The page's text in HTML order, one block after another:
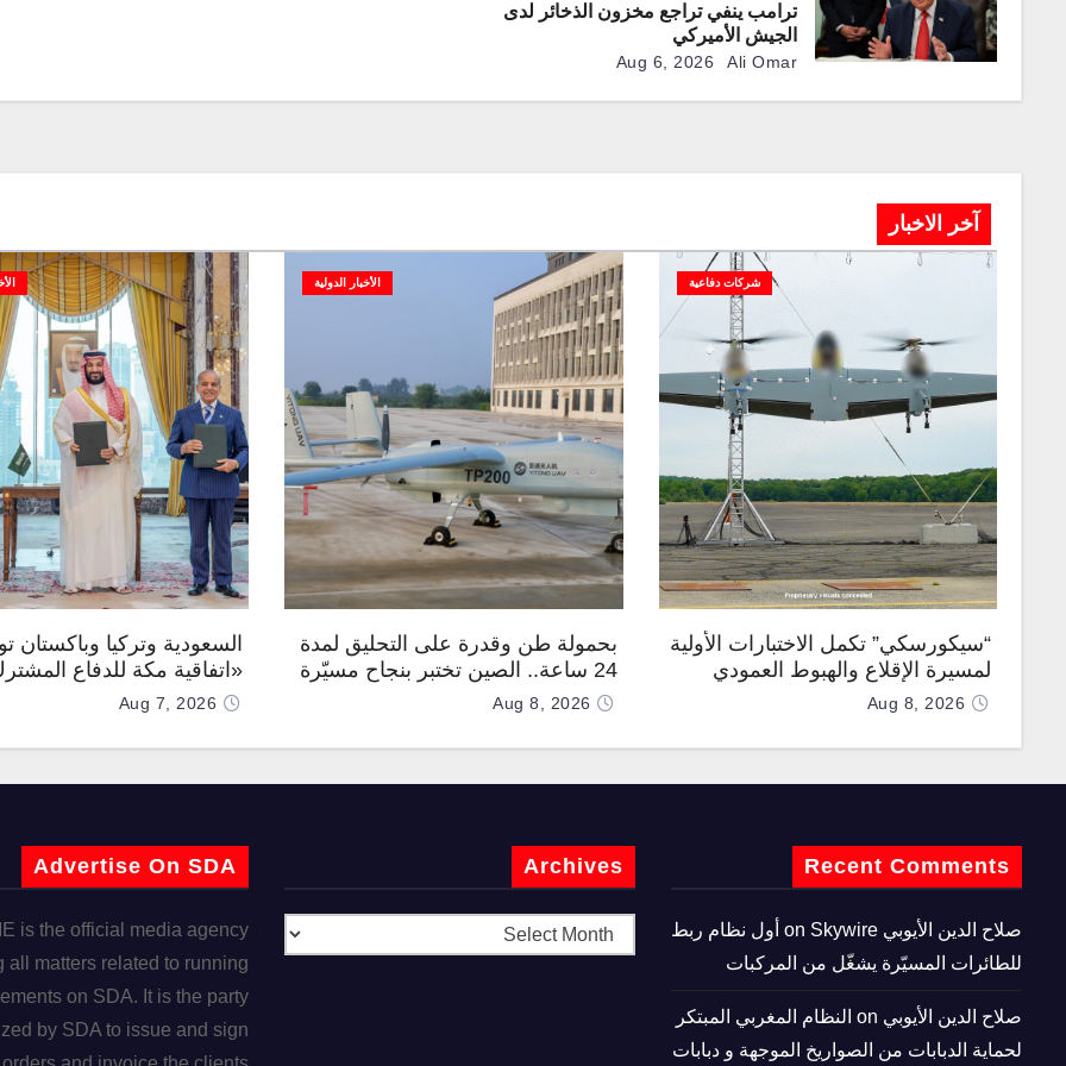
ترامب ينفي تراجع مخزون الذخائر لدى
الجيش الأميركي
Aug 6, 2026 Ali Omar
آخر الاخبار
شركات دفاعية
“سيكورسكي” تكمل الاختبارات الأولية
لمسيرة الإقلاع والهبوط العمودي
“نوماد 100”Aug 8, 2026
الأخبار الدولية
بحمولة طن وقدرة على التحليق لمدة
24 ساعة.. الصين تختبر بنجاح مسيّرة
“TP200”
Aug 8, 2026
السعودية وتركيا وباكستان
«اتفاقية مكة للدفاع
Aug 7, 2026
Recent Comments
صلاح الدين الأيوبي
Skywire أول نظام ربط
للطائرات المسيّرة يشغّل من المركبات
صلاح الدين الأيوبي
النظام المغربي المبتكر
لحماية الدبابات من الصواريخ الموجهة و دبابات
Archives
Advertise On SDA
is the official media agency
all matters related to running
on SDA. It is the party
by SDA to issue and sign